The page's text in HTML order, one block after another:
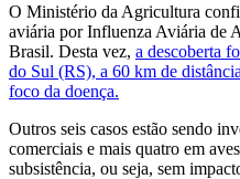
O Ministério da Agricultura
aviária por Influenza Aviária de
Brasil. Desta vez, a descoberta
do Sul (RS), a 60 km de
foco da doença.
Outros seis casos estão sendo
comerciais e mais quatro em
subsistência, ou seja, sem